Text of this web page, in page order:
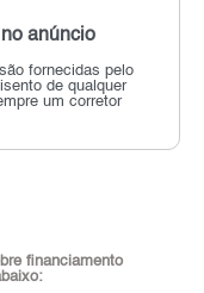
anúncio
fornecidas pelo
de qualquer
um corretor
financiamento